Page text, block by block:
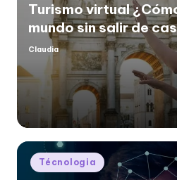
Turismo virtual
mundo sin salir de
Posted
Claudia
Posted
in
Técnologia